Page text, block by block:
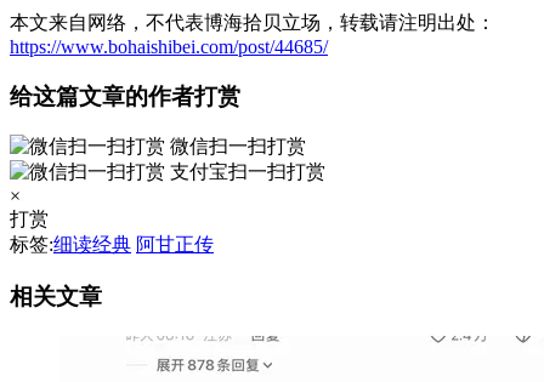
本文来自网络，不代表博海拾贝立场，转载请注明出处：
https://www.bohaishibei.com/post/44685/
给这篇文章的作者打赏
微信扫一扫打赏
支付宝扫一扫打赏
×
打赏
标签:细读经典 阿甘正传
相关文章